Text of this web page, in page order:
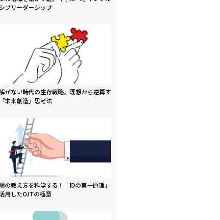
ブリーダーシップ
がない時代の生存戦略。理想から逆算す
未来創造」思考法
の教え方を科学する！「IDの第一原理」
用したOJTの極意